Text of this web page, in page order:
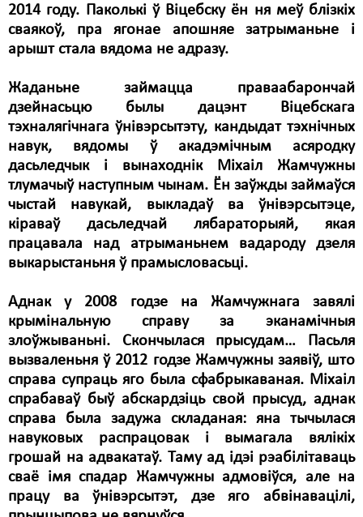
2014 году. Паколькі ў Віцебску ён ня меў блізкіх
сваякоў, пра ягонае апошняе затрыманьне і
арышт стала вядома не адразу.
Жаданьне займацца праваабарончай
дзейнасьцю былы дацэнт Віцебскага
тэхналягічнага ўнівэрсытэту, кандыдат тэхнічных
навук, вядомы ў акадэмічным асяродку
дасьледчык і вынаходнік Міхаіл Жамчужны
тлумачыў наступным чынам. Ён заўжды займаўся
чыстай навукай, выкладаў ва ўнівэрсытэце,
кіраваў дасьледчай лябараторыяй, якая
працавала над атрыманьнем вадароду дзеля
выкарыстаньня ў прамысловасьці.
Аднак у 2008 годзе на Жамчужнага завялі
крымінальную справу за эканамічныя
злоўжываньні. Скончылася прысудам… Пасьля
вызваленьня ў 2012 годзе Жамчужны заявіў, што
справа супраць яго была сфабрыкаваная. Міхаіл
спрабаваў быў абскардзіць свой прысуд, аднак
справа была задужа складаная: яна тычылася
навуковых распрацовак і вымагала вялікіх
грошай на адвакатаў. Таму ад ідэі рэабілітаваць
сваё імя спадар Жамчужны адмовіўся, але на
працу ва ўнівэрсытэт, дзе яго абвінавацілі,